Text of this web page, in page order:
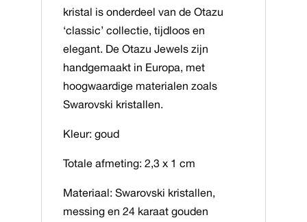
kristal is onderdeel van de Otazu
‘classic’ collectie, tijdloos en
elegant. De Otazu Jewels zijn
handgemaakt in Europa, met
hoogwaardige materialen zoals
Swarovski kristallen.
Kleur: goud
Totale afmeting: 2,3 x 1 cm
Materiaal: Swarovski kristallen,
messing en 24 karaat gouden